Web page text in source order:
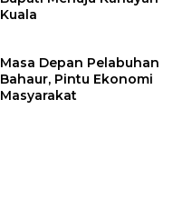
Kuala
Masa Depan Pelabuhan
Bahaur, Pintu Ekonomi
Masyarakat